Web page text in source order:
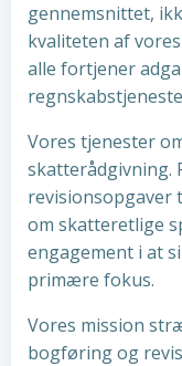
gennemsnittet,
kvaliteten af
alle fortjener
Vores tjenester
skatterådgivning.
revisionsopgaver
om skatteretlige
engagement i at
primære fokus.
Vores mission
bogføring og